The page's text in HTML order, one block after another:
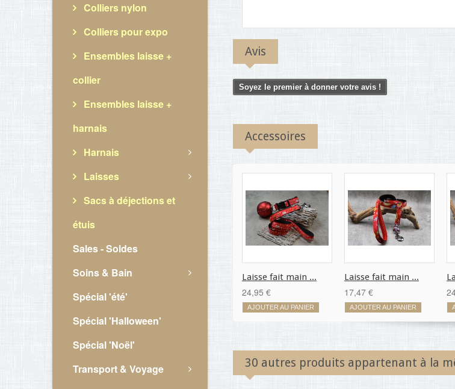
Colliers nylon
Colliers pour expo
Ensembles laisse +
collier
Ensembles laisse +
harnais
Harnais
Laisses
Sacs à déjections et
étuis
Sales - Soldes
Soins & Bain
Spécial 'été'
Spécial 'Halloween'
Spécial 'Noël'
Transport & Voyage
Avis
Soyez le premier à donner votre avis !
Accessoires
Laisse fait main ...
24,95 €
AJOUTER AU PANIER
Laisse fait main ...
17,47 €
AJOUTER AU PANIER
30 autres produits appartenant à la